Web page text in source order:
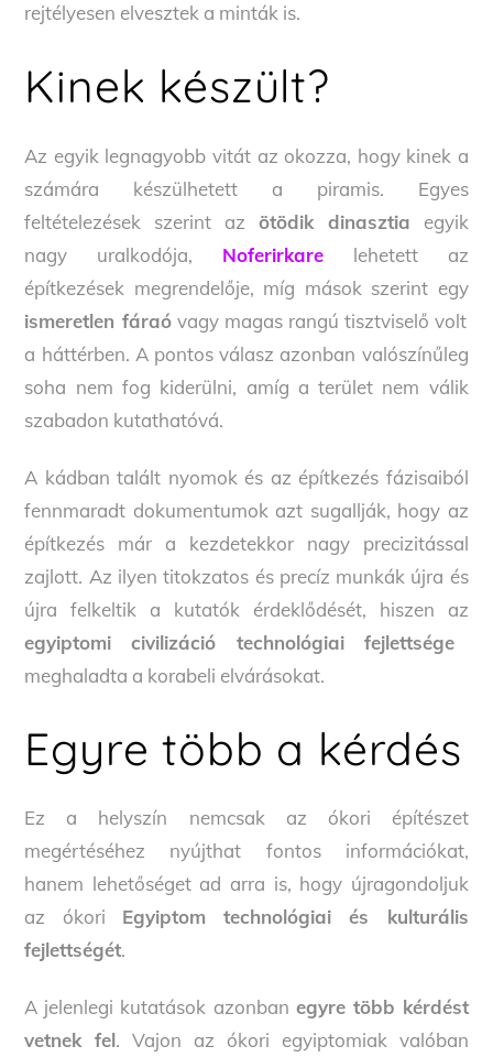
rejtélyesen elvesztek a minták is.
Kinek készült?
Az egyik legnagyobb vitát az okozza, hogy kinek a
számára készülhetett a piramis. Egyes
feltételezések szerint az ötödik dinasztia egyik
nagy uralkodója, Noferirkare lehetett az
építkezések megrendelője, míg mások szerint egy
ismeretlen fáraóvagy magas rangú tisztviselő volt
a háttérben. A pontos válasz azonban valószínűleg
soha nem fog kiderülni, amíg a terület nem válik
szabadon kutathatóvá.
A kádban talált nyomok és az építkezés fázisaiból
fennmaradt dokumentumok azt sugallják, hogy az
építkezés már a kezdetekkor nagy precizitással
zajlott. Az ilyen titokzatos és precíz munkák újra és
újra felkeltik a kutatók érdeklődését, hiszen az
egyiptomi civilizáció technológiai fejlettsége
meghaladta a korabeli elvárásokat.
Egyre több a kérdés
Ez a helyszín nemcsak az ókori építészet
megértéséhez nyújthat fontos információkat,
hanem lehetőséget ad arra is, hogy újragondoljuk
az ókori Egyiptom technológiai és kulturális
fejlettségét.
A jelenlegi kutatások azonban egyre több kérdést
vetnek fel. Vajon az ókori egyiptomiak valóban